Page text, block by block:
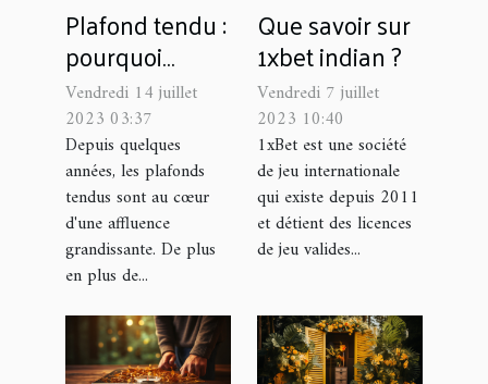
Plafond tendu :
pourquoi
confier la pose
à un spécialiste
?
Vendredi 14 juillet
2023 03:37
Depuis quelques
années, les plafonds
tendus sont au cœur
d'une affluence
grandissante. De plus
en plus de...
Que savoir sur
1xbet indian ?
Vendredi 7 juillet
2023 10:40
1xBet est une société
de jeu internationale
qui existe depuis 2011
et détient des licences
de jeu valides...